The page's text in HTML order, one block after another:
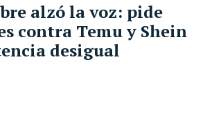
alzó la voz: pide
contra Temu y Shein
desigual